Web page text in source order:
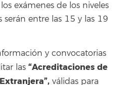
exámenes de los niveles
serán entre las 15 y las 19
y convocatorias
las “Acreditaciones de
, válidas para